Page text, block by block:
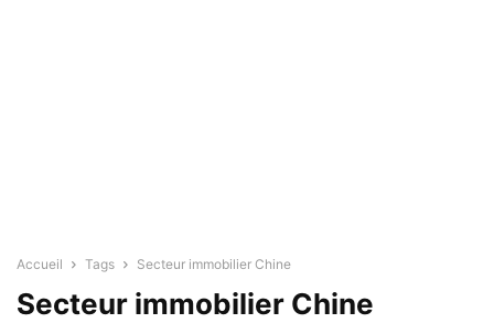
Accueil Tags Secteur immobilier Chine
Secteur immobilier Chine